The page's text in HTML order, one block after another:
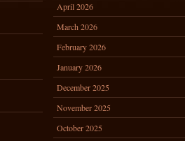
April 2026
March 2026
February 2026
January 2026
December 2025
November 2025
October 2025